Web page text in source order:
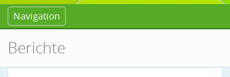
Navigation
Berichte